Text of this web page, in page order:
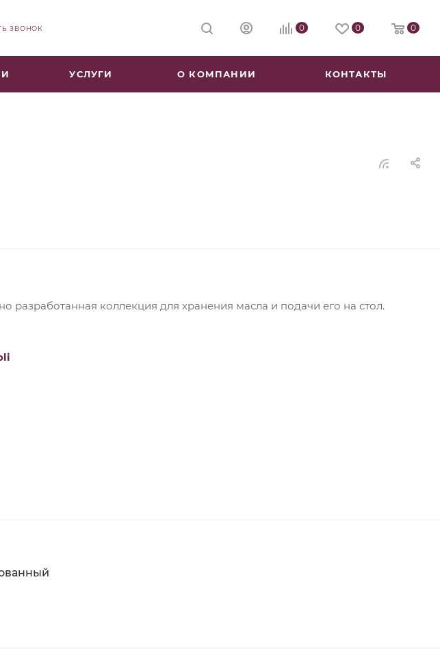
ЗВОНОК 0 0 0
УСЛУГИ О КОМПАНИИ КОНТАКТЫ
разработанная коллекция для хранения масла и подачи его на стол.